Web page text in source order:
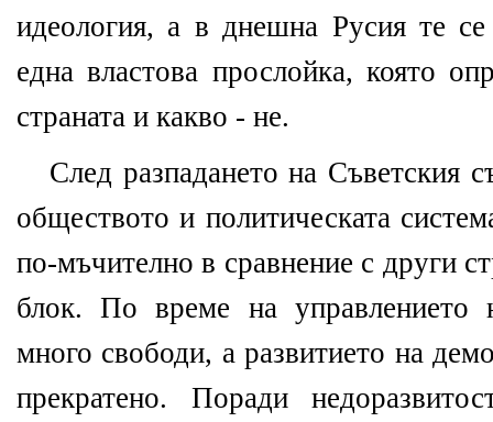
идеология, а в днешна Русия те се
една властова прослойка, която
страната и какво - не.
След разпадането на Съветския
обществото и политическата
по-мъчително в сравнение с други
блок. По време на управлението
много свободи, а развитието на
прекратено. Поради